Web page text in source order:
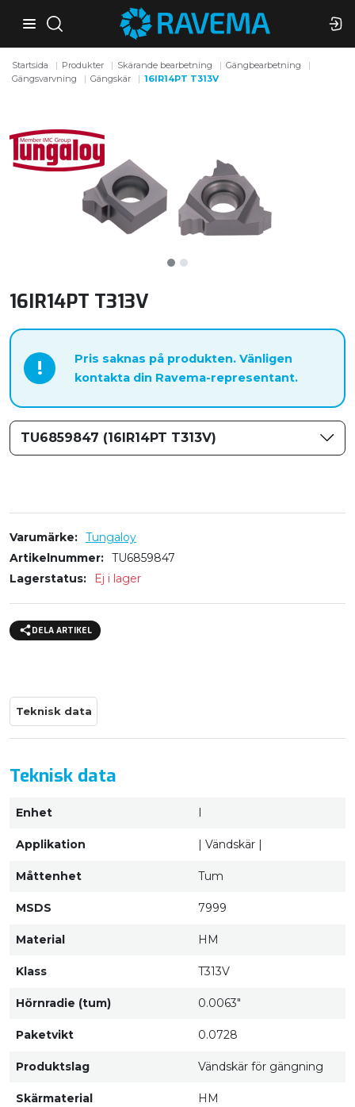
Startsida Produkter Skärande bearbetning
Gängbearbetning
Gängsvarvning
Gängskär 16IR14PT T313V
16IR14PT T313V
!
Pris saknas på produkten. Vänligen
kontakta din Ravema-representant.
TU6859847 (16IR14PT T313V)
Varumärke
Tungaloy
Artikelnummer
TU6859847
Lagerstatus
Ej i lager
DELA ARTIKEL
Teknisk data
Teknisk data
Enhet
Applikation | Vändskär |
Måttenhet Tum
MSDS 7999
Material HM
Klass T313V
Hörnradie (tum) 0.0063"
Paketvikt 0.0728
Produktslag Vändskär för gängning
Skärmaterial HM